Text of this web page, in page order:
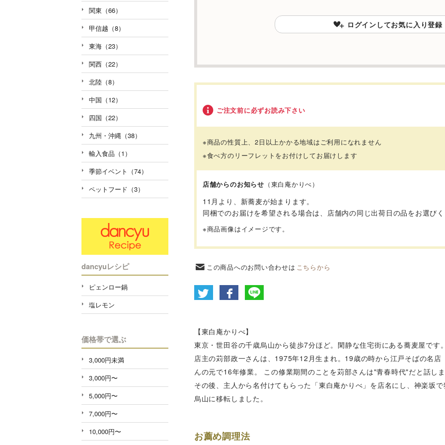
ログインしてお気に入り登録
ご注文前に必ずお読み下さい
※商品の性質上、2日以上かかる地域はご利用になれません
※食べ方のリーフレットをお付けしてお届けします
店舗からのお知らせ （東白庵かりべ）
11月より、新蕎麦が始まります。
同梱でのお届けを希望される場合は、店舗内の同じ出荷日の品をお選び
※商品画像はイメージです。
この商品へのお問い合わせは こちらから
【東白庵かりべ】
東京・世田谷の千歳烏山から徒歩7分ほど。閑静な住宅街にある蕎麦屋です
店主の苅部政一さんは、1975年12月生まれ。19歳の時から江戸そばの名
んの元で16年修業。 この修業期間のことを苅部さんは"青春時代"だと話し
その後、主人から名付けてもらった「東白庵かりべ」を店名にし、神楽坂
烏山に移転しました。
お薦め調理法
関東（66）
甲信越（8）
東海（23）
関西（22）
北陸（8）
中国（12）
四国（22）
九州・沖縄（38）
輸入食品（1）
季節イベント（74）
ペットフード（3）
dancyuレシピ
ピェンロー鍋
塩レモン
価格帯で選ぶ
3,000円未満
3,000円〜
5,000円〜
7,000円〜
10,000円〜